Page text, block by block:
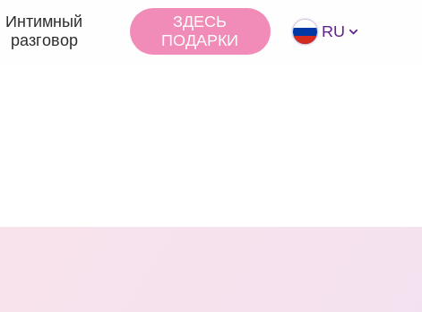
Интимный
разговор
ЗДЕСЬ
ПОДАРКИ
RU